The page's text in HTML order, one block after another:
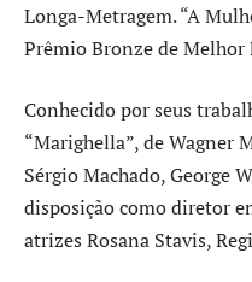
Longa-Metragem. “A
Prêmio Bronze de
Conhecido por seus
“Marighella”, de Wagner
Sérgio Machado, George
disposição como diretor
atrizes Rosana Stavis,